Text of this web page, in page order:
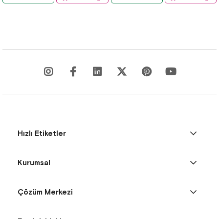
Hızlı Etiketler
Kurumsal
Çözüm Merkezi